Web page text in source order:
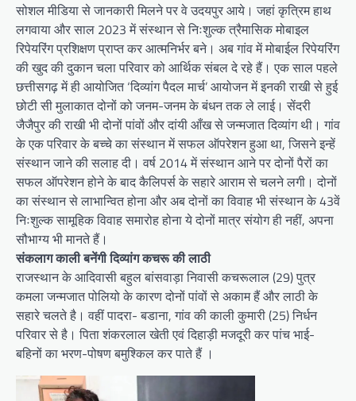
सोशल मीडिया से जानकारी मिलने पर वे उदयपुर आये। जहां कृत्रिम हाथ
लगवाया और साल 2023 में संस्थान से निःशुल्क त्रैमासिक मोबाइल
रिपेयरिंग प्रशिक्षण प्राप्त कर आत्मनिर्भर बने। अब गांव में मोबाईल रिपेयरिंग
की खुद की दुकान चला परिवार को आर्थिक संबल दे रहे हैं। एक साल पहले
छत्तीसगढ़ में ही आयोजित ‘दिव्यांग पैदल मार्च’ आयोजन में इनकी राखी से हुई
छोटी सी मुलाकात दोनों को जनम-जनम के बंधन तक ले लाई। सेंदरी
जैजैपुर की राखी भी दोनों पांवों और दांयी आँख से जन्मजात दिव्यांग थी। गांव
के एक परिवार के बच्चे का संस्थान में सफल ऑपरेशन हुआ था, जिसने इन्हें
संस्थान जाने की सलाह दी। वर्ष 2014 में संस्थान आने पर दोनों पैरों का
सफल ऑपरेशन होने के बाद कैलिपर्स के सहारे आराम से चलने लगी। दोनों
का संस्थान से लाभान्वित होना और अब दोनों का विवाह भी संस्थान के 43वें
निःशुल्क सामूहिक विवाह समारोह होना ये दोनों मात्र संयोग ही नहीं, अपना
सौभाग्य भी मानते हैं।
संकलाग काली बनेंगी दिव्यांग कचरू की लाठी
राजस्थान के आदिवासी बहुल बांसवाड़ा निवासी कचरूलाल (29) पुत्र
कमला जन्मजात पोलियो के कारण दोनों पांवों से अकाम हैं और लाठी के
सहारे चलते है। वहीं पादरा- बडाना, गांव की काली कुमारी (25) निर्धन
परिवार से है। पिता शंकरलाल खेती एवं दिहाड़ी मजदूरी कर पांच भाई-
बहिनों का भरण-पोषण बमुश्किल कर पाते हैं ।